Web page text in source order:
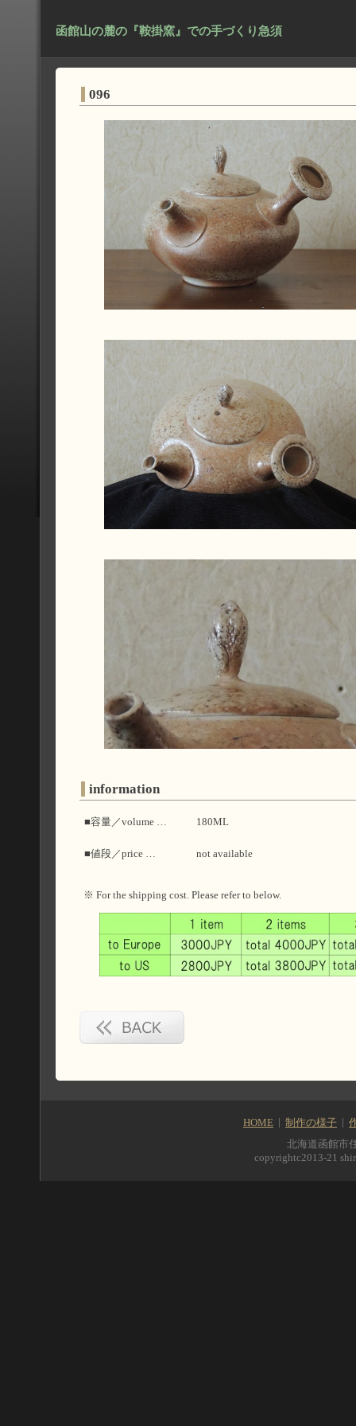
函館山の麓の『鞍掛窯』での手づくり急須
096
information
■容量／volume … 180ML
■値段／price … not available
※ For the shipping cost. Please refer to below.
HOME 制作の様子
北海道函館市
copyrightc2013-21